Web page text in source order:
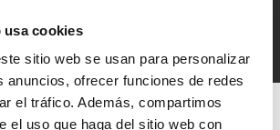
usa cookies
sitio web se usan para personalizar
anuncios, ofrecer funciones de redes
el tráfico. Además, compartimos
el uso que haga del sitio web con